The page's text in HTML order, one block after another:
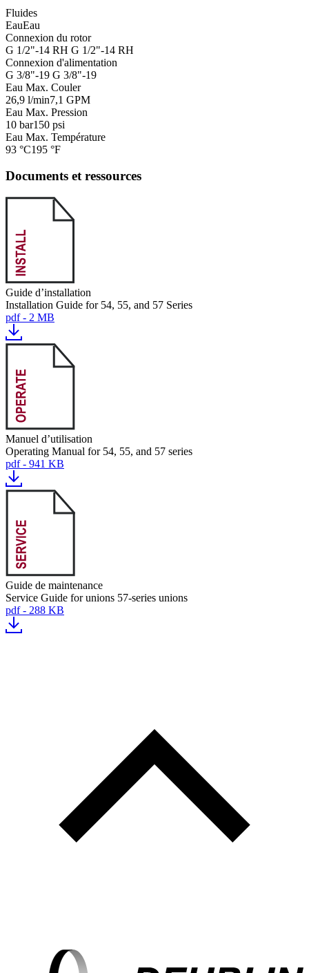
Fluides
EauEau
Connexion du rotor
G 1/2"-14 RH G 1/2"-14 RH
Connexion d'alimentation
G 3/8"-19 G 3/8"-19
Eau Max. Couler
26,9 l/min7,1 GPM
Eau Max. Pression
10 bar150 psi
Eau Max. Température
93 °C195 °F
Documents et ressources
Guide d’installation
Installation Guide for 54, 55, and 57 Series
pdf - 2 MB
Manuel d’utilisation
Operating Manual for 54, 55, and 57 series
pdf - 941 KB
Guide de maintenance
Service Guide for unions 57-series unions
pdf - 288 KB